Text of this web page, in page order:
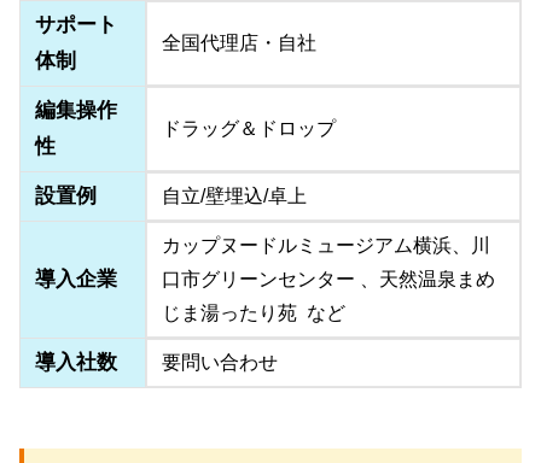
サポート
体制
全国代理店・自社
編集操作
性
ドラッグ＆ドロップ
設置例 自立/壁埋込/卓上
導入企業
カップヌードルミュージアム横浜、川
口市グリーンセンター 、天然温泉まめ
じま湯ったり苑 など
導入社数 要問い合わせ